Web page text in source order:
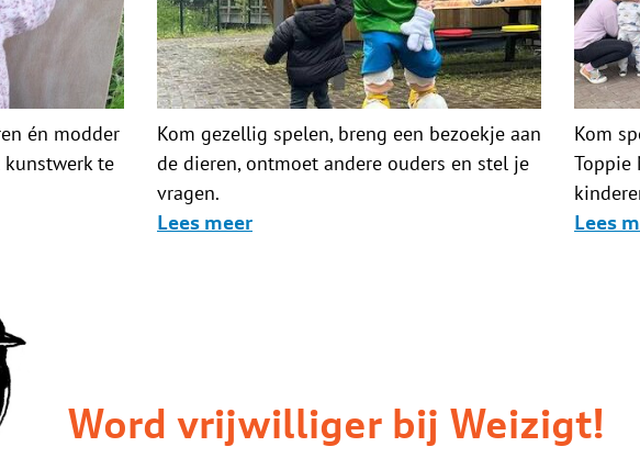
én modder
te
Kom gezellig spelen, breng een bezoekje aan
de dieren, ontmoet andere ouders en stel je
vragen.
Lees meer
Kom
Toppie
Lees
Word vrijwilliger bij Weizigt!